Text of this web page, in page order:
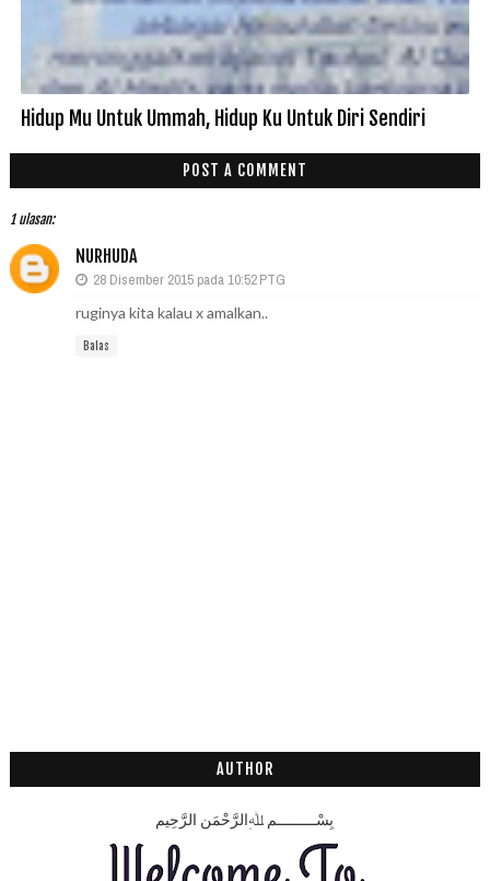
Hidup Mu Untuk Ummah, Hidup Ku Untuk Diri Sendiri
POST A COMMENT
1 ulasan:
NURHUDA
28 Disember 2015 pada 10:52 PTG
ruginya kita kalau x amalkan..
Balas
AUTHOR
بِسْـــــــــمِ ﷲِالرَّحْمَنِ الرَّحِيم